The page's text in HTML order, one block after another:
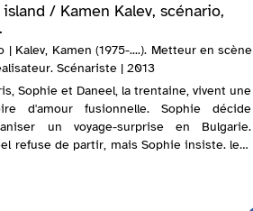
island / Kamen Kalev, scénario,
| Kalev, Kamen (1975-....). Metteur en scène
Scénariste | 2013
Sophie et Daneel, la trentaine, vivent une
d'amour fusionnelle. Sophie décide
un voyage-surprise en Bulgarie.
refuse de partir, mais Sophie insiste. leur